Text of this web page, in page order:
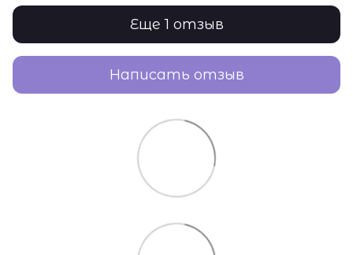
Еще 1 отзыв
Написать отзыв